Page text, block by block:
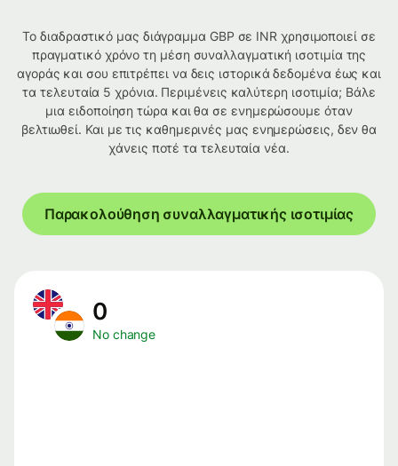
Το διαδραστικό μας διάγραμμα GBP σε INR χρησιμοποιεί σε
πραγματικό χρόνο τη μέση συναλλαγματική ισοτιμία της
αγοράς και σου επιτρέπει να δεις ιστορικά δεδομένα έως και
τα τελευταία 5 χρόνια. Περιμένεις καλύτερη ισοτιμία; Βάλε
μια ειδοποίηση τώρα και θα σε ενημερώσουμε όταν
βελτιωθεί. Και με τις καθημερινές μας ενημερώσεις, δεν θα
χάνεις ποτέ τα τελευταία νέα.
Παρακολούθηση συναλλαγματικής ισοτιμίας
0
No change